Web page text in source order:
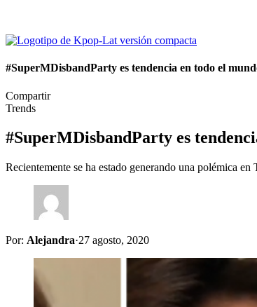
#SuperMDisbandParty es tendencia en todo el
Compartir
Trends
#SuperMDisbandParty es
Recientemente se ha estado generando una polémica
Por: Alejandra·27 agosto, 2020